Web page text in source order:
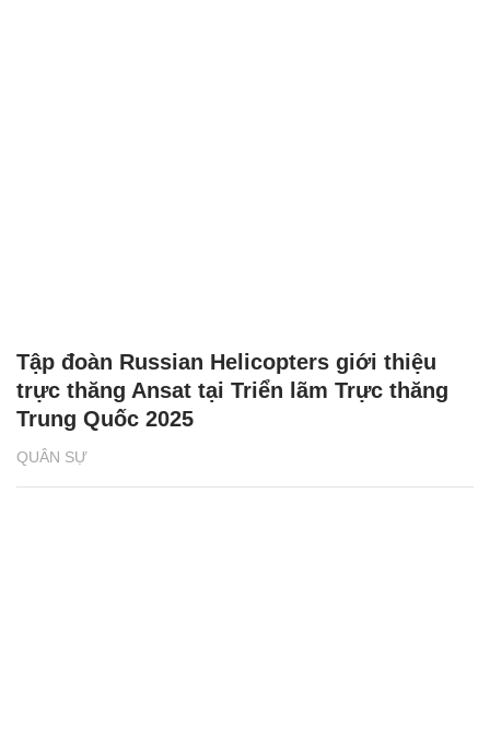
QUÂN SỰ
Tập đoàn Russian Helicopters giới thiệu
trực thăng Ansat tại Triển lãm Trực thăng
Trung Quốc 2025